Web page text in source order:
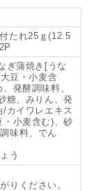
たれ25ｇ(12.5
ぎ蒲焼き[うな
豆・小麦含
発酵調味料、
糖、みりん、発
カイワレエキス
・小麦含む)、砂
味料、でん
う
りください。